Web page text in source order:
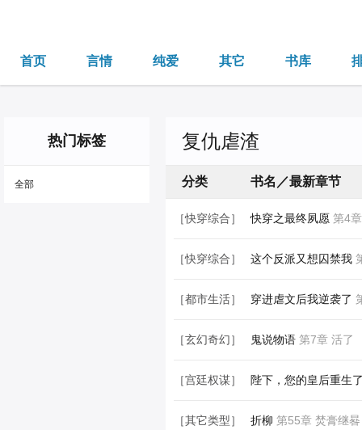
首页 言情 纯爱 其它 书库
热门标签
全部
复仇虐渣
分类 书名／最新章节
［快穿综合］ 快穿之最终夙愿 第4
［快穿综合］ 这个反派又想囚禁我
［都市生活］ 穿进虐文后我逆袭了
［玄幻奇幻］ 鬼说物语 第7章 活了
［宫廷权谋］ 陛下，您的皇后重生
［其它类型］ 折柳 第55章 焚膏继晷